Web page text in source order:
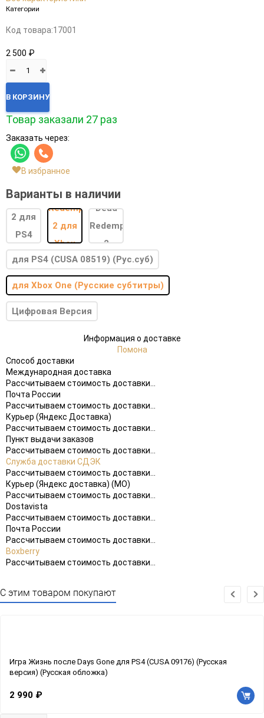
Категории
Код товара:17001
2 500 ₽
В КОРЗИНУ
Товар заказали 27 раз
Заказать через:
В избранное
Варианты в наличии
для PS4 (CUSA 08519) (Рус.суб)
для Xbox One (Русские субтитры)
Цифровая Версия
Информация о доставке
Помона
Способ доставки
Международная доставка
Рассчитываем стоимость доставки...
Почта России
Рассчитываем стоимость доставки...
Курьер (Яндекс Доставка)
Рассчитываем стоимость доставки...
Пункт выдачи заказов
Рассчитываем стоимость доставки...
Служба доставки СДЭК
Рассчитываем стоимость доставки...
Курьер (Яндекс доставка) (МО)
Рассчитываем стоимость доставки...
Dostavista
Рассчитываем стоимость доставки...
Почта России
Рассчитываем стоимость доставки...
Boxberry
Рассчитываем стоимость доставки...
С этим товаром покупают
Игра Жизнь после Days Gone для PS4 (CUSA 09176) (Русская
версия) (Русская обложка)
2 990 ₽